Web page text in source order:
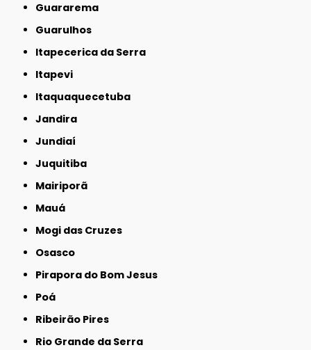
Guararema
Guarulhos
Itapecerica da Serra
Itapevi
Itaquaquecetuba
Jandira
Jundiaí
Juquitiba
Mairiporã
Mauá
Mogi das Cruzes
Osasco
Pirapora do Bom Jesus
Poá
Ribeirão Pires
Rio Grande da Serra